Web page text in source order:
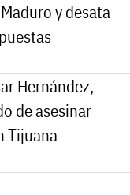
y desata
Hernández,
de asesinar
Tijuana